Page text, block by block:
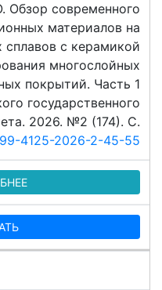
современного
материалов на
сплавов с керамикой
многослойных
покрытий. Часть 1
государственного
2026. №2 (174). C.
4125-2026-2-45-55